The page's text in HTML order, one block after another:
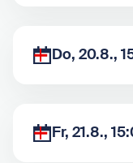
Do, 20.8.,
Fr, 21.8.,